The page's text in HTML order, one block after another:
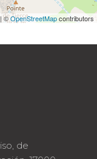
| ©OpenStreetMapcontributors
de